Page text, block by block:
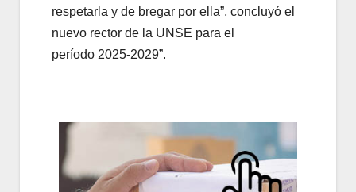
respetarla y de bregar por ella”, concluyó el
nuevo rector de la UNSE para el
período 2025-2029”.